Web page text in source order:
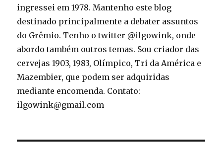
ingressei em 1978. Mantenho este blog
destinado principalmente a debater assuntos
do Grêmio. Tenho o twitter @ilgowink, onde
abordo também outros temas. Sou criador das
cervejas 1903, 1983, Olímpico, Tri da América e
Mazembier, que podem ser adquiridas
mediante encomenda. Contato:
ilgowink@gmail.com